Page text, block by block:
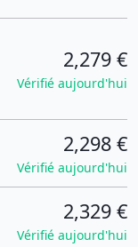
2,279 €
Vérifié aujourd'hui
2,298 €
Vérifié aujourd'hui
2,329 €
Vérifié aujourd'hui